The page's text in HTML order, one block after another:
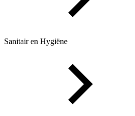
Sanitair en Hygiëne